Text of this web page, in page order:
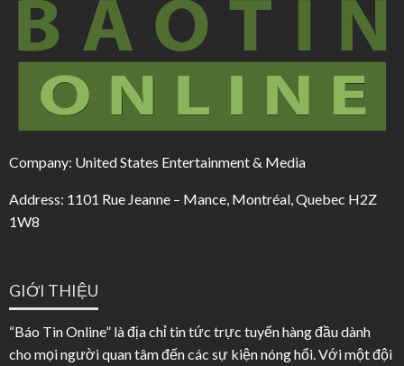
Company: United States Entertainment & Media
Address: 1101 Rue Jeanne – Mance, Montréal, Quebec H2Z
1W8
GIỚI THIỆU
“Báo Tin Online” là địa chỉ tin tức trực tuyến hàng đầu dành
cho mọi người quan tâm đến các sự kiện nóng hổi. Với một đội